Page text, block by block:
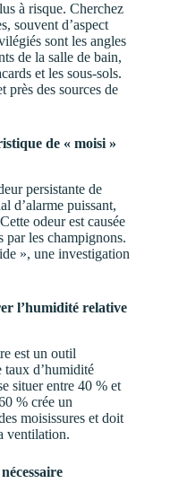
à risque. Cherchez
souvent d’aspect
sont les angles
de la salle de bain,
et les sous-sols.
près des sources de
de « moisi »
persistante de
d’alarme puissant,
odeur est causée
par les champignons.
», une investigation
l’humidité relative
est un outil
taux d’humidité
situer entre 40 % et
% crée un
moisissures et doit
ventilation.